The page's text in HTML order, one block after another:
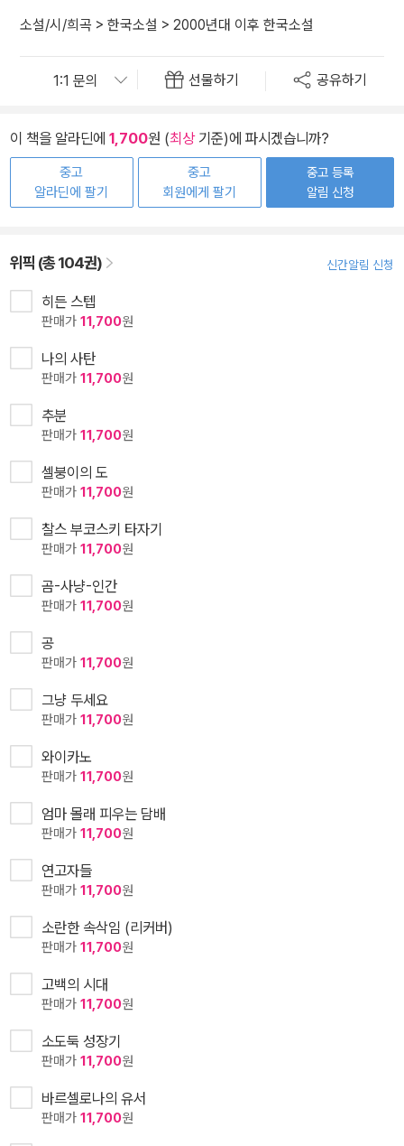
소설/시/희곡 > 한국소설 > 2000년대 이후 한국소설
선물하기 공유하기
이 책을 알라딘에 1,700원 (최상기준)에 파시겠습니까?
중고
알라딘에 팔기
중고
회원에게 팔기
중고 등록
알림 신청
위픽 (총 104권) 신간알림 신청
히든 스텝
판매가 11,700원
나의 사탄
판매가 11,700원
추분
판매가 11,700원
셀붕이의 도
판매가 11,700원
찰스 부코스키 타자기
판매가 11,700원
곰-사냥-인간
판매가 11,700원
공
판매가 11,700원
그냥 두세요
판매가 11,700원
와이카노
판매가 11,700원
엄마 몰래 피우는 담배
판매가 11,700원
연고자들
판매가 11,700원
소란한 속삭임 (리커버)
판매가 11,700원
고백의 시대
판매가 11,700원
소도둑 성장기
판매가 11,700원
바르셀로나의 유서
판매가 11,700원